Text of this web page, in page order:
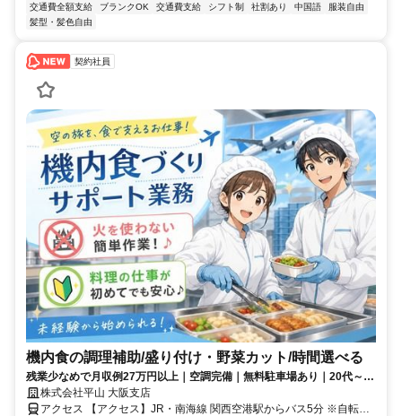
交通費全額支給
ブランクOK 交通費支給 シフト制 社割あり 中国語
服装自由
髪型・髪色自由
契約社員
機内食の調理補助/盛り付け・野菜カット/時間選べる
残業少なめで月収例27万円以上｜空調完備｜無料駐車場あり｜20代～50
代の男女活躍中
株式会社平山 大阪支店
アクセス 【アクセス】JR・南海線 関西空港駅からバス5分 ※自転